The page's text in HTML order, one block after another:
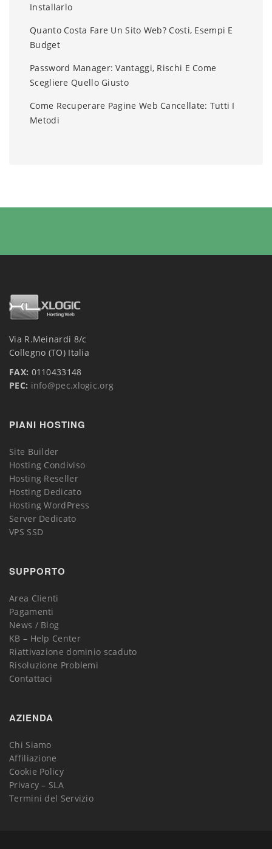
Installarlo
Quanto Costa Fare Un Sito Web? Costi, Esempi E
Budget
Password Manager: Vantaggi, Rischi E Come
Scegliere Quello Giusto
Come Recuperare Pagine Web Cancellate: Tutti I
Metodi
Via R.Meinardi 8/c
Collegno (TO) Italia
FAX: 0110433148
PEC: info@pec.xlogic.org
PIANI HOSTING
Site Builder
Hosting Condiviso
Hosting Reseller
Hosting Dedicato
Hosting WordPress
Server Dedicato
VPS SSD
SUPPORTO
Area Clienti
Pagamenti
News / Blog
KB – Help Center
Riattivazione dominio scaduto
Risoluzione Problemi
Contattaci
AZIENDA
Chi Siamo
Affiliazione
Cookie Policy
Privacy – SLA
Termini del Servizio